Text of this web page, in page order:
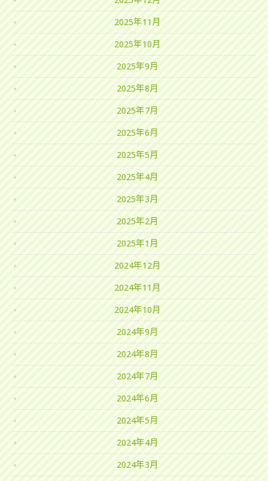
2025年11月
2025年10月
2025年9月
2025年8月
2025年7月
2025年6月
2025年5月
2025年4月
2025年3月
2025年2月
2025年1月
2024年12月
2024年11月
2024年10月
2024年9月
2024年8月
2024年7月
2024年6月
2024年5月
2024年4月
2024年3月